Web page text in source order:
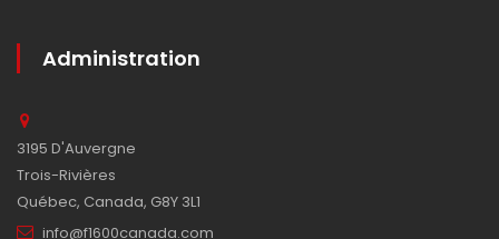
Administration
3195 D'Auvergne
Trois-Rivières
Québec, Canada, G8Y 3L1
info@f1600canada.com